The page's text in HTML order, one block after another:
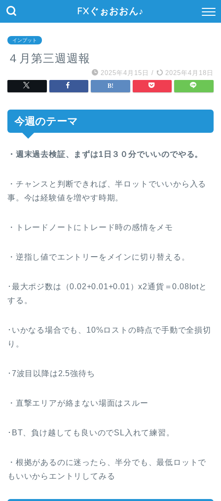
FXぐぉおおん♪
インプット
４月第三週週報
2025年4月15日 / 2025年4月18日
今週のテーマ
・週末過去検証、まずは1日３０分でいいのでやる。
・チャンスと判断できれば、半ロットでいいから入る
事。今は経験値を増やす時期。
・トレードノートにトレード時の感情をメモ
・逆指し値でエントリーをメインに切り替える。
･最大ポジ数は（0.02+0.01+0.01）x2通貨＝0.08lotと
する。
･いかなる場合でも、10%ロストの時点で手動で全損切
り。
･7波目以降は2.5強待ち
・直撃エリアが絡まない場面はスルー
･BT、負け越しても良いのでSL入れて練習。
・根拠があるのに迷ったら、半分でも、最低ロットで
もいいからエントリしてみる